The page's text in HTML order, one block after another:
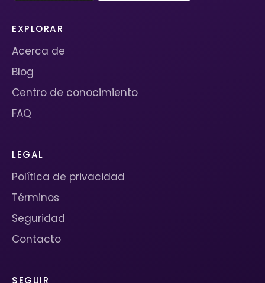
EXPLORAR
Acerca de
Blog
Centro de conocimiento
FAQ
LEGAL
Política de privacidad
Términos
Seguridad
Contacto